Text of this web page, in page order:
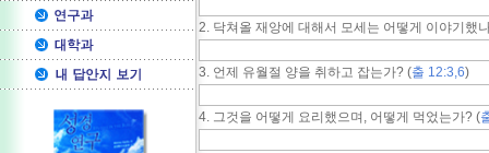
2. 닥쳐올 재앙에 대해서 모세는 어떻게 이야기했
3. 언제 유월절 양을 취하고 잡는가? (출 12:3,6)
4. 그것을 어떻게 요리했으며, 어떻게 먹었는가? (